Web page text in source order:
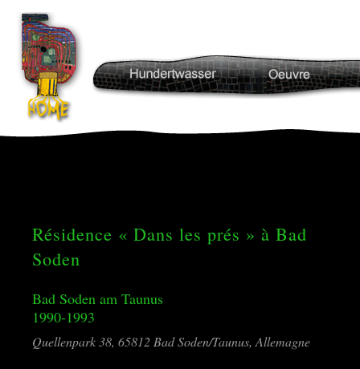
Résidence « Dans les prés » à Bad
Soden
Bad Soden am Taunus
1990-1993
Quellenpark 38, 65812 Bad Soden/Taunus, Allemagne